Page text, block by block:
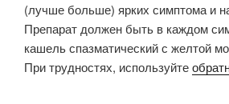
(лучше больше) ярких симптома и
Препарат должен быть в каждом
кашель спазматический с желтой
При трудностях, используйте